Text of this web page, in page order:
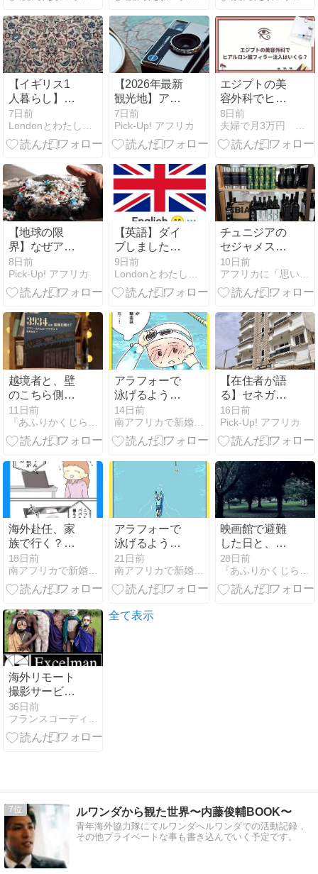
【イギリス1
人暮らし】息
を吹き込むメ
ンテナンス
7日前
【2026年最新
観光地】アフ
リカおすすめ
旅先4選！
7日前
Pick-Up! アフリカ
エジプトの美
容外科でヒア
ルロン酸フィ
ラー注入はい
くら？
8日前
【地球の限
界】なぜアフ
リカは世界初
の「プラ禁
止」へ？生死
危機の最前線
8日前
Pick-Up! アフリカ
【英語】ダイ
ブしました！
offのイメージ
9日前
チュニジアの
セジャメス
Segermes社の
オリーブオイ
ル
10日前
越境者と、壁
のこちら側に
いる者のあい
だ
――『3934km
て』
11日前
アラフォーで
泳げるように
なった話
【4】
14日前
南アフリカで新婚生活！？
【在住者が語
る】セネガル
のお家ってど
んな感じ？水
道・電気など
況もご紹介
16日前
Pick-Up! アフリカ
海外赴任、家
族で行く？残
る？【4】
18日前
南アフリカで新婚生活！？
アラフォーで
泳げるように
なった話
【3】
21日前
南アフリカで新婚生活！？
映画館で避難
した日と、
「まず逃げ
る」という危
機管理
28日前
海外リモート
撮影サービ
ス：海外ロ
ケ・リモート
代行撮影ディ
ター
36日前
全て表示
7 ルワンダから観た世界〜内藤俊輔BOOK〜
青年海外協力隊にてルワンダへルワンダでの活動記録，
その他プライベートな事も書き込んでいく予定です。